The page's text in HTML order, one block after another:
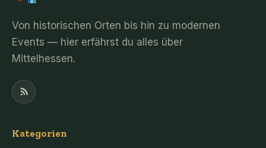
Von historischen Orten bis hin zu modernen
Events — hier erfährst du alles über
Mittelhessen.
Kategorien